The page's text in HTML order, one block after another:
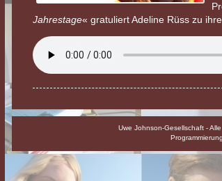
Jahrestage« gratuliert Adeline Rüss zu
Uwe Johnson-Gesellschaft -